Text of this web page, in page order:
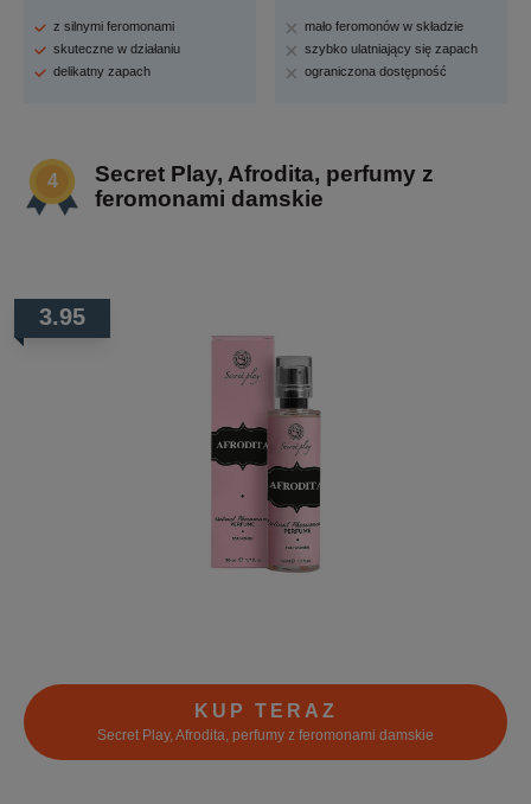
z silnymi feromonami
skuteczne w działaniu
delikatny zapach
mało feromonów w składzie
szybko ulatniający się zapach
ograniczona dostępność
Secret Play, Afrodita, perfumy z
feromonami damskie
3.95
KUP TERAZ
Secret Play, Afrodita, perfumy z feromonami damskie